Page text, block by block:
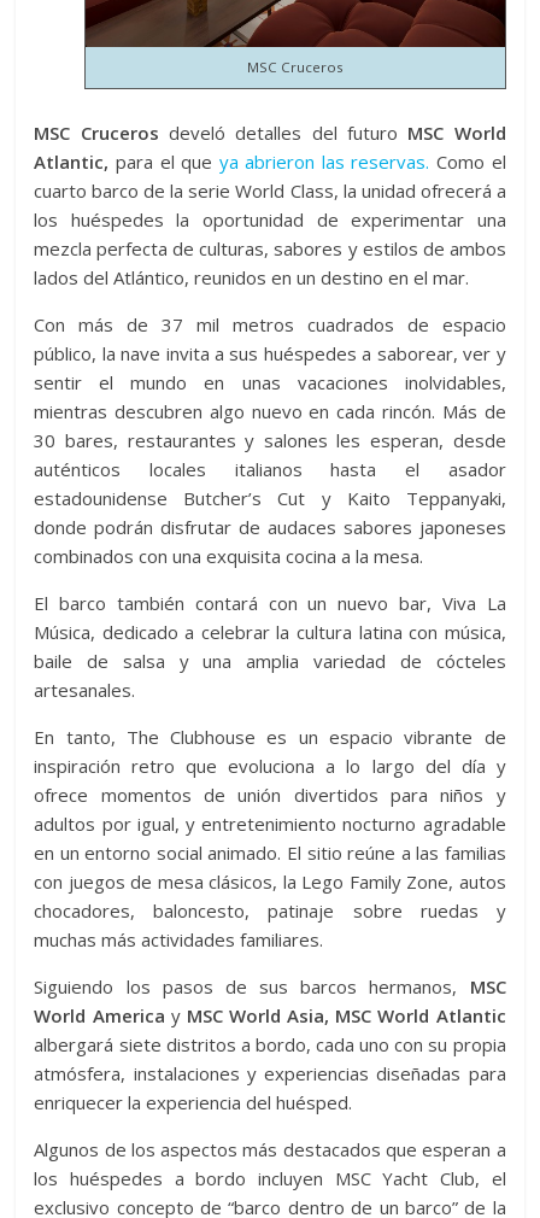
MSC Cruceros
MSC Cruceros develó detalles del futuro MSC World
Atlantic, para el que ya abrieron las reservas. Como el
cuarto barco de la serie World Class, la unidad ofrecerá a
los huéspedes la oportunidad de experimentar una
mezcla perfecta de culturas, sabores y estilos de ambos
lados del Atlántico, reunidos en un destino en el mar.
Con más de 37 mil metros cuadrados de espacio
público, la nave invita a sus huéspedes a saborear, ver y
sentir el mundo en unas vacaciones inolvidables,
mientras descubren algo nuevo en cada rincón. Más de
30 bares, restaurantes y salones les esperan, desde
auténticos locales italianos hasta el asador
estadounidense Butcher’s Cut y Kaito Teppanyaki,
donde podrán disfrutar de audaces sabores japoneses
combinados con una exquisita cocina a la mesa.
El barco también contará con un nuevo bar, Viva La
Música, dedicado a celebrar la cultura latina con música,
baile de salsa y una amplia variedad de cócteles
artesanales.
En tanto, The Clubhouse es un espacio vibrante de
inspiración retro que evoluciona a lo largo del día y
ofrece momentos de unión divertidos para niños y
adultos por igual, y entretenimiento nocturno agradable
en un entorno social animado. El sitio reúne a las familias
con juegos de mesa clásicos, la Lego Family Zone, autos
chocadores, baloncesto, patinaje sobre ruedas y
muchas más actividades familiares.
Siguiendo los pasos de sus barcos hermanos, MSC
World America yMSC World Asia, MSC World Atlantic
albergará siete distritos a bordo, cada uno con su propia
atmósfera, instalaciones y experiencias diseñadas para
enriquecer la experiencia del huésped.
Algunos de los aspectos más destacados que esperan a
los huéspedes a bordo incluyen MSC Yacht Club, el
exclusivo concepto de “barco dentro de un barco” de la